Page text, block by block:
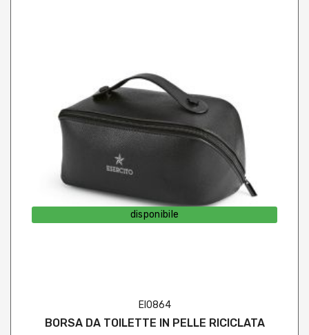
disponibile
EI0864
BORSA DA TOILETTE IN PELLE RICICLATA